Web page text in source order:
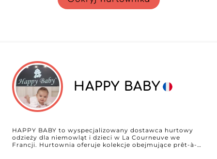
HAPPY BABY
HAPPY BABY to wyspecjalizowany dostawca hurtowy
odzieży dla niemowląt i dzieci w La Courneuve we
Francji. Hurtownia oferuje kolekcje obejmujące prêt-à-